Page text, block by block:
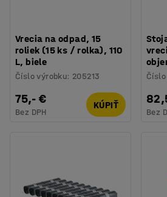
Vrecia na odpad, 15
roliek (15 ks / rolka), 110
L, biele
Číslo výrobku: 205213
75,- €
Bez DPH
KÚPIŤ
Bez